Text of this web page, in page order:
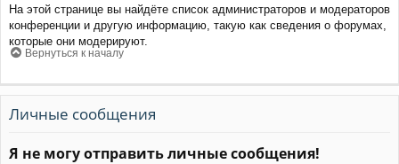
На этой странице вы найдёте список администраторов и модераторов
конференции и другую информацию, такую как сведения о форумах,
которые они модерируют.
Вернуться к началу
Личные сообщения
Я не могу отправить личные сообщения!